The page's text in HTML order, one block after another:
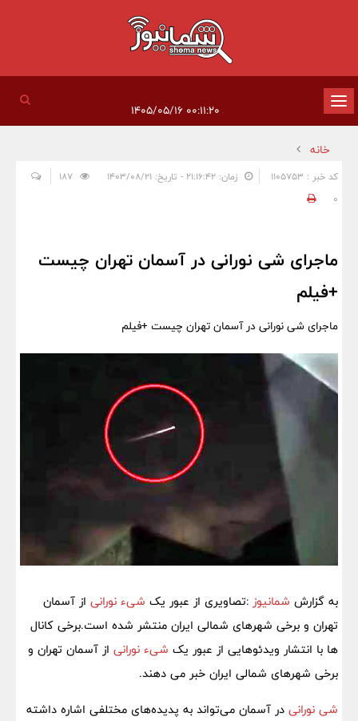
تغییر
وضعیت
ناوبری
خانه
کد خبر : 1105753 زمان: ۲۱:۱۶:۴۲ - تاریخ: ۱۴۰۳/۰۸/۲۱
0
ماجرای شی نورانی در آسمان تهران چیست
+فیلم
ماجرای شی نورانی در آسمان تهران چیست +فیلم
به گزارش شمانیوز :تصاویری از عبور یک‌ شیء نورانی از آسمان
تهران و برخی شهرهای شمالی ایران منتشر شده است.برخی کانال
ها با انتشار ویدئوهایی از عبور یک‌ شیء نورانی از آسمان تهران و
برخی شهرهای شمالی ایران خبر می دهند.
شی نورانی در آسمان می‌تواند به پدیده‌های مختلفی اشاره داشته